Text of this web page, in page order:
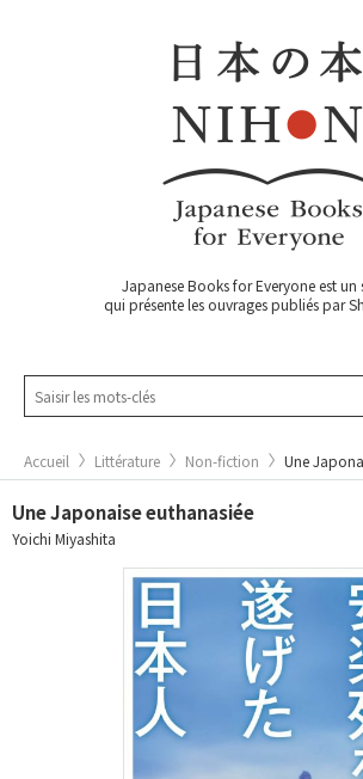
Japanese Books for Everyone est un
qui présente les ouvrages publiés par
Accueil Littérature Non-fiction Une
Une Japonaise euthanasiée
Yoichi Miyashita